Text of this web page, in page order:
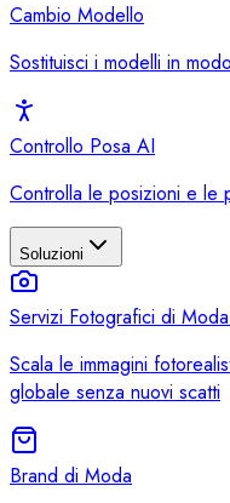
Cambio Modello
Sostituisci i modelli in
Controllo Posa AI
Controlla le posizioni e le
Soluzioni
Servizi Fotografici di
Scala le immagini
globale senza nuovi scatti
Brand di Moda